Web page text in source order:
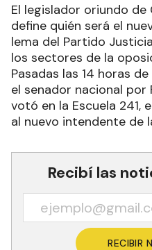
El legislador oriundo
define quién será el
lema del Partido
los sectores de la
Pasadas las 14 horas
el senador nacional por
votó en la Escuela 241,
al nuevo intendente de
Recibí las
RECIBIR